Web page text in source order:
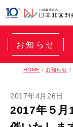
お知らせ
HOME / お知らせ /
2017年4月26日
2017年５月